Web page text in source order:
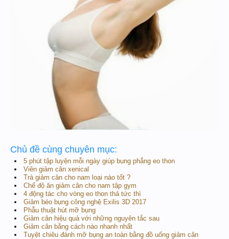
Chủ đề cùng chuyên mục:
5 phút tập luyện mỗi ngày giúp bụng phẳng eo thon
Viên giảm cân xenical
Trà giảm cân cho nam loại nào tốt ?
Chế độ ăn giảm cân cho nam tập gym
4 động tác cho vòng eo thon thả tức thì
Giảm béo bụng công nghệ Exilis 3D 2017
Phẫu thuật hút mỡ bụng
Giảm cân hiệu quả với những nguyên tắc sau
Giảm cân bằng cách nào nhanh nhất
Tuyệt chiêu đánh mỡ bụng an toàn bằng đồ uống giảm cân